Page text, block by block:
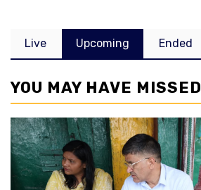
Live Upcoming Ended
YOU MAY HAVE MISSED